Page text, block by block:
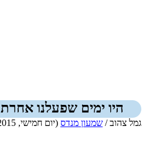
היו ימים שפעלנו אחרת
גמל צהוב / שמעון מנדס (יום חמישי, 22/01/2015 שעה 8:00)